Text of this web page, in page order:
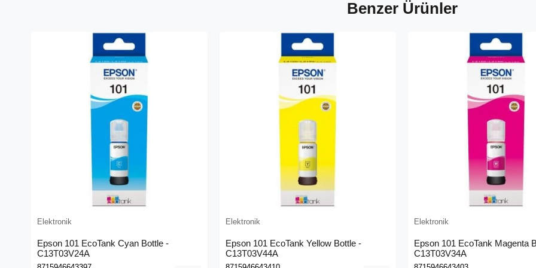
Benzer Ürünler
Elektronik
Epson 101 EcoTank Cyan Bottle -
C13T03V24A
Elektronik
Epson 101 EcoTank Yellow Bottle -
C13T03V44A
Elektronik
Epson 101 EcoTank Magenta
C13T03V34A